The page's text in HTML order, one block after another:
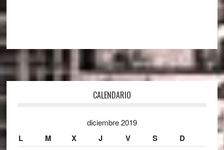
CALENDARIO
diciembre 2019
L M X J V S D